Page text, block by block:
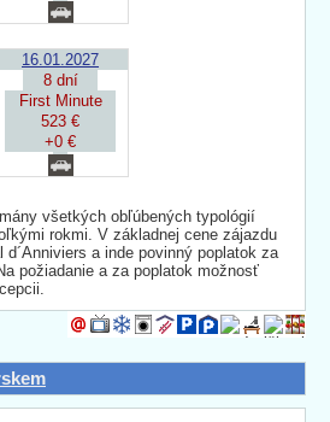
16.01.2027
8 dní
First Minute
523 €
+0 €
všetkých obľúbených typológií
rokmi. V základnej cene zájazdu
a inde povinný poplatok za
požiadanie a za poplatok možnosť